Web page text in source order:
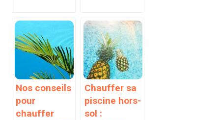
Nos conseils
pour
chauffer
Chauffer sa
piscine hors-
sol :